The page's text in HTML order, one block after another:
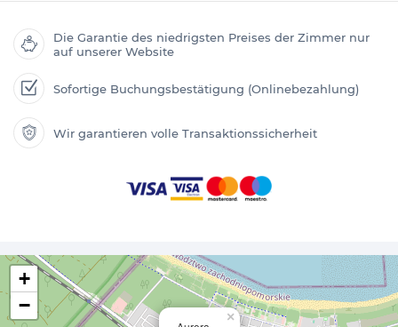
Die Garantie des niedrigsten Preises der Zimmer nur
auf unserer Website
Sofortige Buchungsbestätigung (Onlinebezahlung)
Wir garantieren volle Transaktionssicherheit
×
+
−